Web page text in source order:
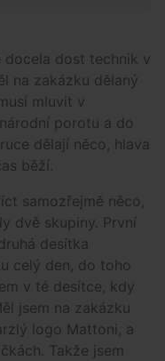
docela dost technik v
na zakázku dělaný
mluvit v
porotu a do
dělají něco, hlava
běží.
samozřejmě něco,
dvě skupiny. První
desítka
celý den, do toho
v té desítce, kdy
jsem na zakázku
logo Mattoni, a
Takže jsem